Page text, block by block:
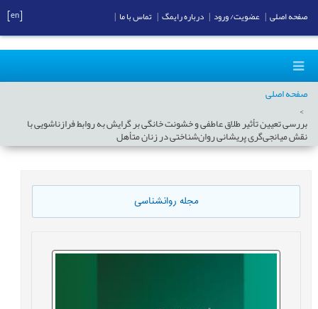
صفحه اصلی
بررسی تعیین ‌‌تأثیر طلاق عاطفی و خشونت خانگی بر گرایش به روابط فرازناشویی با
نقش میانجی‌گری پریشانی روان‌شناختی در زنان ‌متأهل
مجله روانشناسی
صفحه اصلی عضویت/ ورود درباره رایمگ تماس با ما